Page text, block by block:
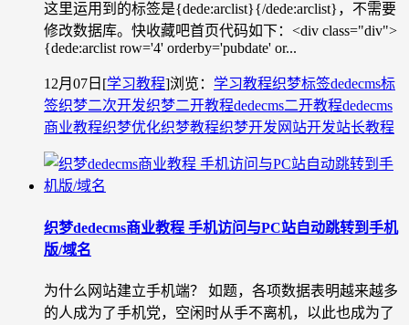
这里运用到的标签是{dede:arclist}{/dede:arclist}，不需要
修改数据库。快收藏吧首页代码如下：<div class="div">
{dede:arclist row='4' orderby='pubdate' or...
12月07日 [学习教程]浏览： 学习教程织梦标签dedecms标
签织梦二次开发织梦二开教程dedecms二开教程dedecms
商业教程织梦优化织梦教程织梦开发 网站开发站长教程
织梦dedecms商业教程 手机访问与PC站自动跳转到手机
版/域名
为什么网站建立手机端？ 如题，各项数据表明越来越多
的人成为了手机党，空闲时从手不离机，以此也成为了